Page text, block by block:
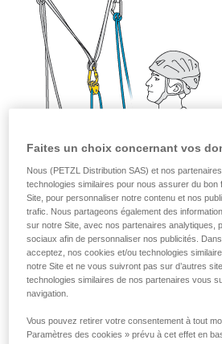
Faites un choix concernant vos
Nous (PETZL Distribution SAS) et nos
technologies similaires pour nous assurer du bon
Site, pour personnaliser notre contenu et nos
trafic. Nous partageons également des
sur notre Site, avec nos partenaires analytiques,
sociaux afin de personnaliser nos publicités.
acceptez, nos cookies et/ou technologies
notre Site et ne vous suivront pas sur d’autres
technologies similaires de nos partenaires vous
navigation.
Vous pouvez retirer votre consentement à tout
Paramètres des cookies » prévu à cet effet en